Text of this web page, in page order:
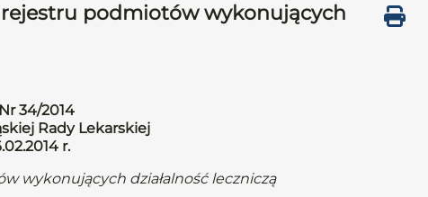
rejestru podmiotów wykonujących
34/2014
Rady Lekarskiej
r.
wykonujących działalność leczniczą